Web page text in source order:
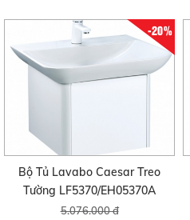
-20%
Bộ Tủ Lavabo Caesar Treo
Tường LF5370/EH05370A
5.076.000 đ